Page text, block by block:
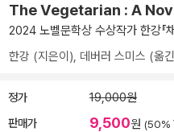
The Vegetarian : A
2024 노벨문학상 수상작가 한강『
한강 (지은이), 데버러 스미스 (옮
정가 19,000원
판매가 9,500원 (50%